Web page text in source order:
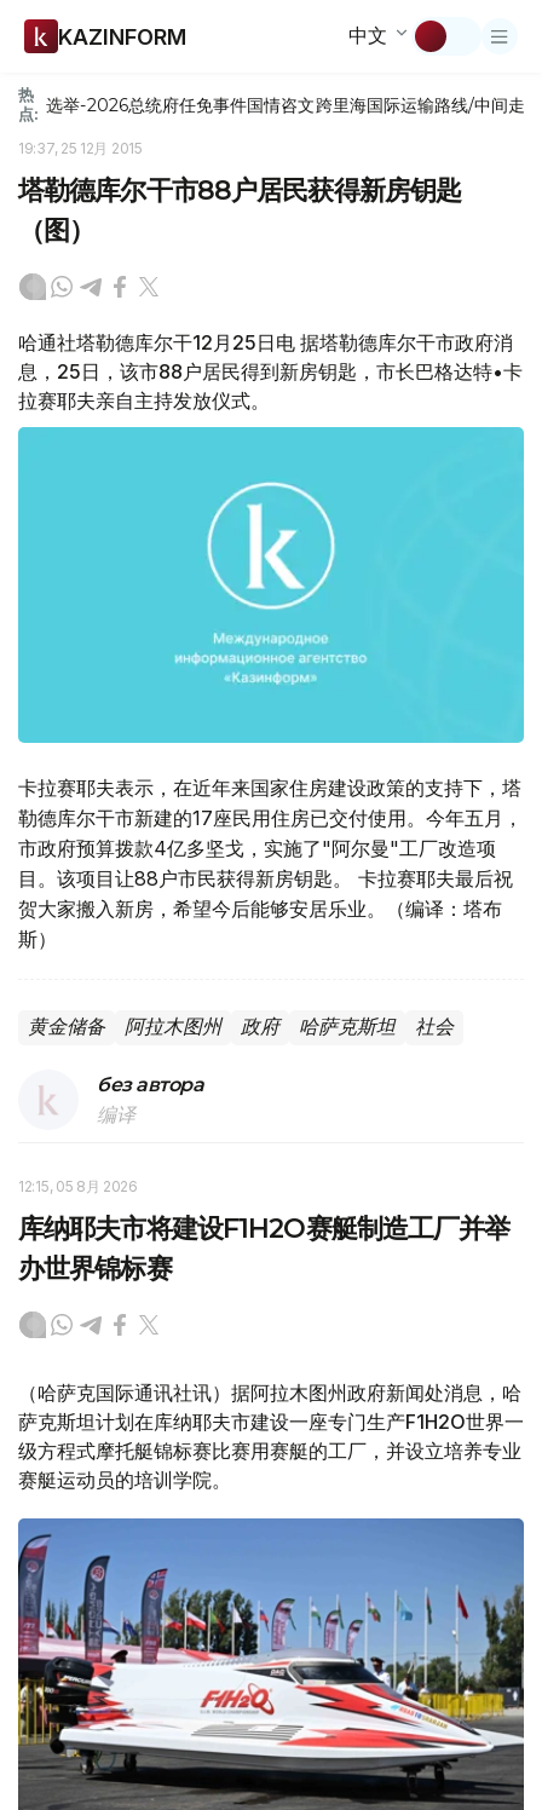
KAZINFORM 中文
热
点: 选举-2026总统府任免事件国情咨文跨里海国际运输路线/中间走廊
19:37, 25 12月 2015
塔勒德库尔干市88户居民获得新房钥匙
（图）
哈通社塔勒德库尔干12月25日电 据塔勒德库尔干市政府消
息，25日，该市88户居民得到新房钥匙，市长巴格达特•卡
拉赛耶夫亲自主持发放仪式。
卡拉赛耶夫表示，在近年来国家住房建设政策的支持下，塔
勒德库尔干市新建的17座民用住房已交付使用。今年五月，
市政府预算拨款4亿多坚戈，实施了"阿尔曼"工厂改造项
目。该项目让88户市民获得新房钥匙。 卡拉赛耶夫最后祝
贺大家搬入新房，希望今后能够安居乐业。（编译：塔布
斯）
黄金储备 阿拉木图州 政府 哈萨克斯坦 社会
без автора
编译
12:15, 05 8月 2026
库纳耶夫市将建设F1H2O赛艇制造工厂并举
办世界锦标赛
（哈萨克国际通讯社讯）据阿拉木图州政府新闻处消息，哈
萨克斯坦计划在库纳耶夫市建设一座专门生产F1H2O世界一
级方程式摩托艇锦标赛比赛用赛艇的工厂，并设立培养专业
赛艇运动员的培训学院。